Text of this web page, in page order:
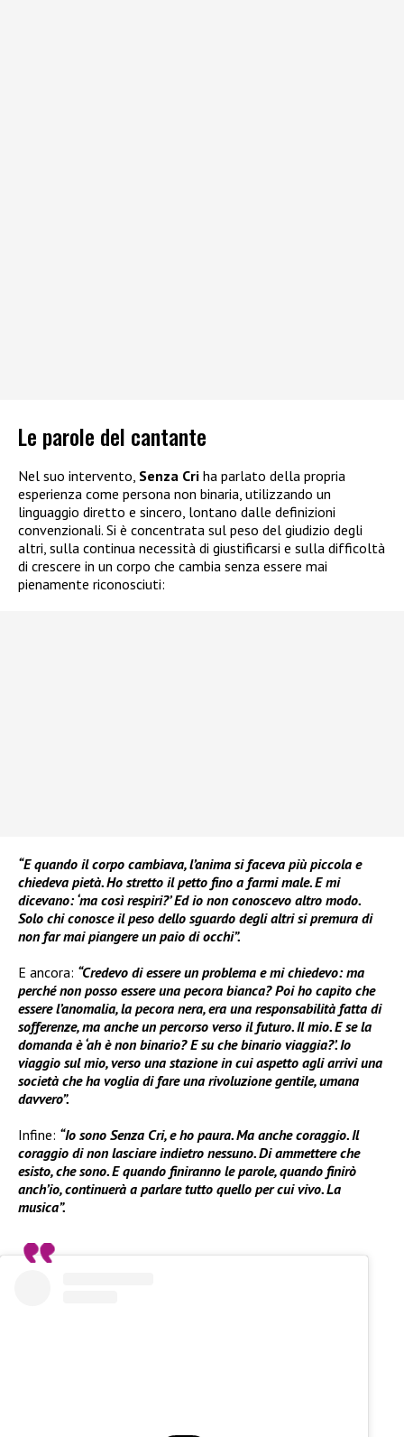
Le parole del cantante
Nel suo intervento, Senza Cri ha parlato della propria
esperienza come persona non binaria, utilizzando un
linguaggio diretto e sincero, lontano dalle definizioni
convenzionali. Si è concentrata sul peso del giudizio degli
altri, sulla continua necessità di giustificarsi e sulla difficoltà
di crescere in un corpo che cambia senza essere mai
pienamente riconosciuti:
“E quando il corpo cambiava, l’anima si faceva più piccola e
chiedeva pietà. Ho stretto il petto fino a farmi male. E mi
dicevano: ‘ma così respiri?’ Ed io non conoscevo altro modo.
Solo chi conosce il peso dello sguardo degli altri si premura di
non far mai piangere un paio di occhi”.
E ancora: “Credevo di essere un problema e mi chiedevo: ma
perché non posso essere una pecora bianca? Poi ho capito che
essere l’anomalia, la pecora nera, era una responsabilità fatta di
sofferenze, ma anche un percorso verso il futuro. Il mio. E se la
domanda è ‘ah è non binario? E su che binario viaggia?’. Io
viaggio sul mio, verso una stazione in cui aspetto agli arrivi una
società che ha voglia di fare una rivoluzione gentile, umana
davvero”.
Infine: “Io sono Senza Cri, e ho paura. Ma anche coraggio. Il
coraggio di non lasciare indietro nessuno. Di ammettere che
esisto, che sono. E quando finiranno le parole, quando finirò
anch’io, continuerà a parlare tutto quello per cui vivo. La
musica”.